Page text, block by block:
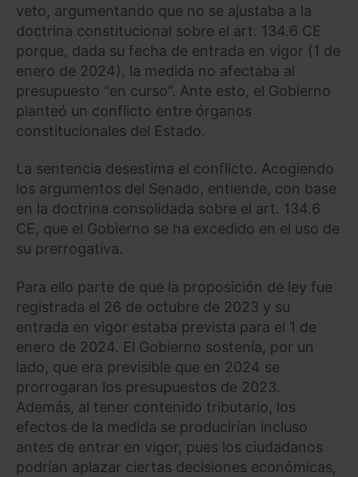
veto, argumentando que no se ajustaba a la
doctrina constitucional sobre el art. 134.6 CE
porque, dada su fecha de entrada en vigor (1 de
enero de 2024), la medida no afectaba al
presupuesto “en curso”. Ante esto, el Gobierno
planteó un conflicto entre órganos
constitucionales del Estado.
La sentencia desestima el conflicto. Acogiendo
los argumentos del Senado, entiende, con base
en la doctrina consolidada sobre el art. 134.6
CE, que el Gobierno se ha excedido en el uso de
su prerrogativa.
Para ello parte de que la proposición de ley fue
registrada el 26 de octubre de 2023 y su
entrada en vigor estaba prevista para el 1 de
enero de 2024. El Gobierno sostenía, por un
lado, que era previsible que en 2024 se
prorrogaran los presupuestos de 2023.
Además, al tener contenido tributario, los
efectos de la medida se producirían incluso
antes de entrar en vigor, pues los ciudadanos
podrían aplazar ciertas decisiones económicas,